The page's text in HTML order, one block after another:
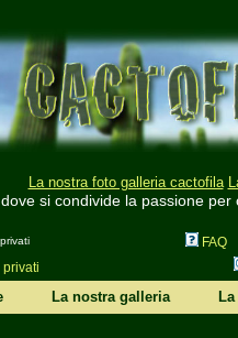
La nostra foto galleria cactofila
si condivide la passione per
FAQ
privati
La nostra galleria